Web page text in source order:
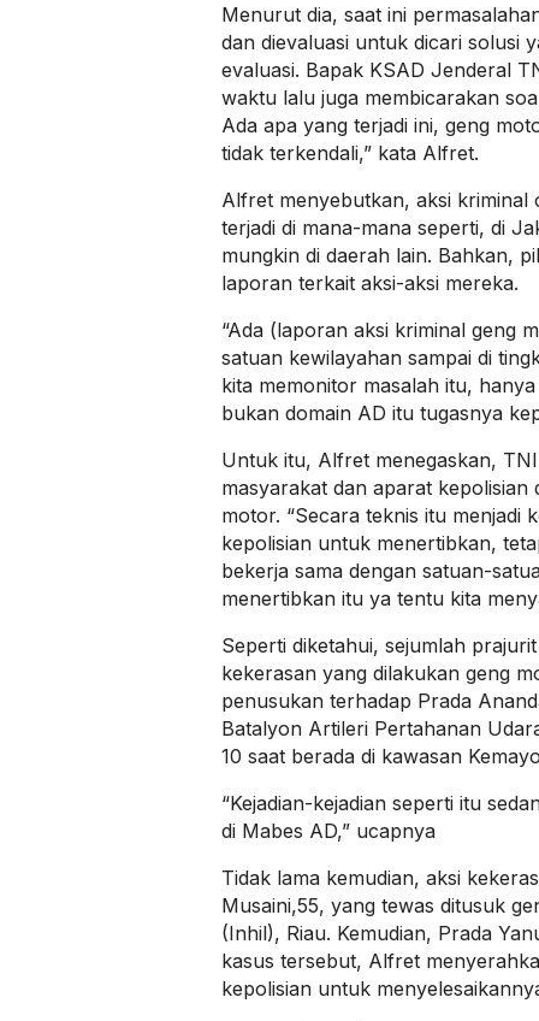
Menurut dia, saat ini
dan dievaluasi untuk dicari solusi
evaluasi. Bapak KSAD Jenderal
waktu lalu juga membicarakan
Ada apa yang terjadi ini, geng
tidak terkendali,” kata Alfret.
Alfret menyebutkan, aksi kriminal
terjadi di mana-mana seperti, di
mungkin di daerah lain. Bahkan,
laporan terkait aksi-aksi mereka.
“Ada (laporan aksi kriminal geng
satuan kewilayahan sampai di
kita memonitor masalah itu,
bukan domain AD itu tugasnya
Untuk itu, Alfret menegaskan,
masyarakat dan aparat kepolisian
motor. “Secara teknis itu menjadi
kepolisian untuk menertibkan,
bekerja sama dengan satuan-
menertibkan itu ya tentu kita
Seperti diketahui, sejumlah
kekerasan yang dilakukan geng
penusukan terhadap Prada
Batalyon Artileri Pertahanan
10 saat berada di kawasan
“Kejadian-kejadian seperti itu
di Mabes AD,” ucapnya
Tidak lama kemudian, aksi
Musaini,55, yang tewas ditusuk
(Inhil), Riau. Kemudian, Prada
kasus tersebut, Alfret
kepolisian untuk